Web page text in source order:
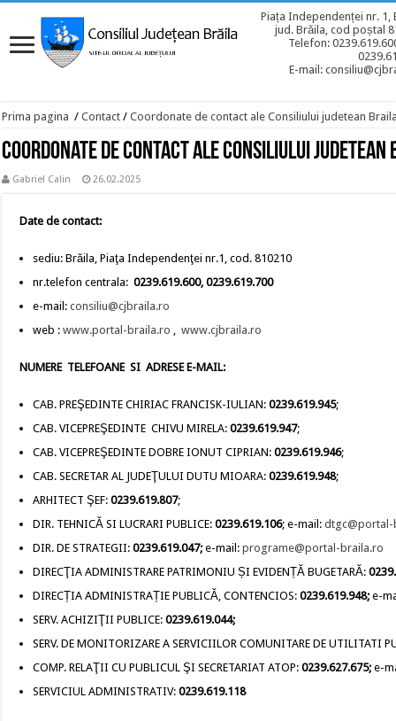
Piața Independenței nr. 1,
jud. Brăila, cod poștal
Telefon:
E-mail:
Prima pagina / Contact / Coordonate de contact ale Consiliului judetean
Coordonate de contact ale Consiliului judetean
Gabriel Calin 26.02.2025
Date de contact:
sediu: Brăila, Piaţa Independenţei nr.1, cod. 810210
nr.telefon centrala:0239.619.600, 0239.619.700
e-mail:consiliu@cjbraila.ro
web :www.portal-braila.ro ,www.cjbraila.ro
NUMERE TELEFOANE SI ADRESE E-MAIL:
CAB. PREŞEDINTE CHIRIAC FRANCISK-IULIAN:0239.619.945;
CAB. VICEPREŞEDINTE CHIVU MIRELA:0239.619.947;
CAB. VICEPREŞEDINTE DOBRE IONUT CIPRIAN:0239.619.946;
CAB. SECRETAR AL JUDEŢULUI DUTU MIOARA:0239.619.948;
ARHITECT ŞEF:0239.619.807;
DIR. TEHNICĂ SI LUCRARI PUBLICE:0239.619.106; e-mail:
DIR. DE STRATEGII:0239.619.047; e-mail:programe@portal-braila.ro
DIRECŢIA ADMINISTRARE PATRIMONIU ȘI EVIDENȚĂ BUGETARĂ:
DIRECȚIA ADMINISTRAȚIE PUBLICĂ, CONTENCIOS:0239.619.948;e-
SERV. ACHIZIŢII PUBLICE:0239.619.044;
SERV. DE MONITORIZARE A SERVICIILOR COMUNITARE DE UTILITATI
COMP. RELAŢII CU PUBLICUL ŞI SECRETARIAT ATOP:0239.627.675;e-
SERVICIUL ADMINISTRATIV:0239.619.118